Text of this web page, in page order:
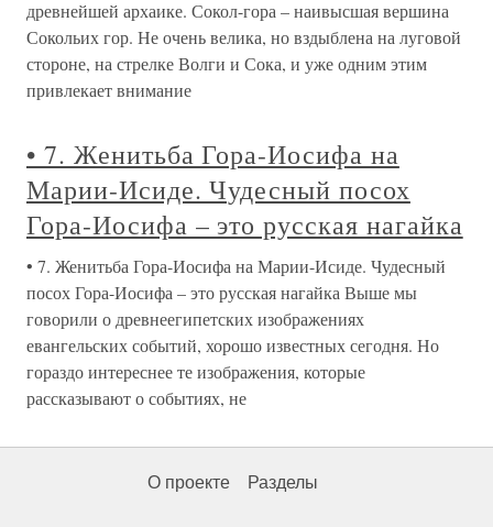
древнейшей архаике. Сокол-гора – наивысшая вершина
Сокольих гор. Не очень велика, но вздыблена на луговой
стороне, на стрелке Волги и Сока, и уже одним этим
привлекает внимание
• 7. Женитьба Гора-Иосифа на
Марии-Исиде. Чудесный посох
Гора-Иосифа – это русская нагайка
• 7. Женитьба Гора-Иосифа на Марии-Исиде. Чудесный
посох Гора-Иосифа – это русская нагайка Выше мы
говорили о древнеегипетских изображениях
евангельских событий, хорошо известных сегодня. Но
гораздо интереснее те изображения, которые
рассказывают о событиях, не
О проекте Разделы